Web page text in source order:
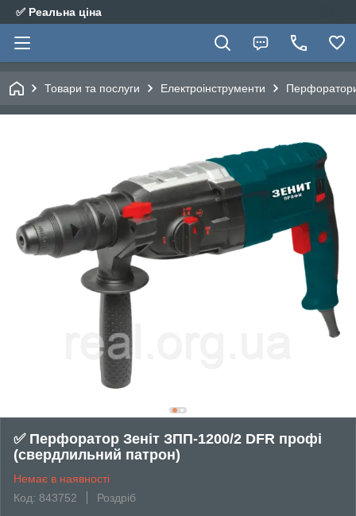
✅ Реальна ціна
Товари та послуги Електроінструменти
✅ Перфоратор Зеніт ЗПП-1200/2 DFR профі
(свердлильний патрон)
Немає в наявності
Код: 843752
Роздріб